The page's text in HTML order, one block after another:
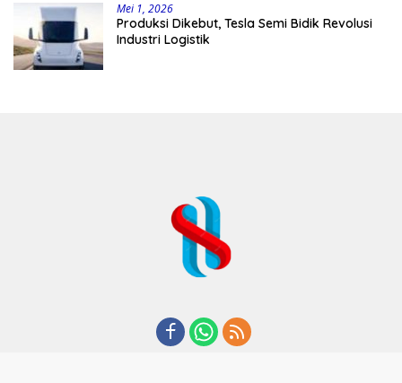
Mei 1, 2026
Produksi Dikebut, Tesla Semi Bidik Revolusi
Industri Logistik